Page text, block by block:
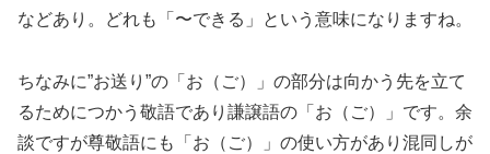
などあり。どれも「〜できる」という意味になりますね。
ちなみに”お送り”の「お（ご）」の部分は向かう先を立て
るためにつかう敬語であり謙譲語の「お（ご）」です。余
談ですが尊敬語にも「お（ご）」の使い方があり混同しが